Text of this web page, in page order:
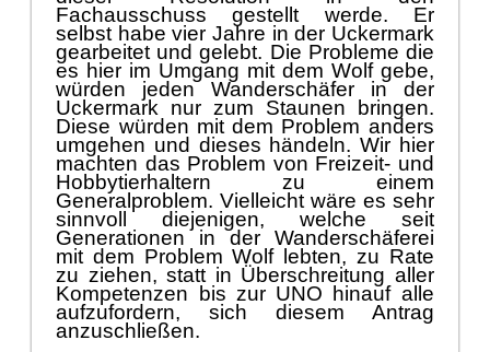
es hier im Umgang mit dem Wolf gebe,
würden jeden Wanderschä fer in der
Uckermark nur zum Staunen bringen.
Diese würden mit dem Problem anders
umgehen und dieses händeln. Wir hier
machten das Problem von Freizeit- und
Hobbytierhaltern zu einem
Generalproblem. Vielleicht wäre es sehr
sinnvolldiejenigen, welche seit
Generationen in der Wanderschäferei
mit dem Problem Wolf lebten, zu Rate
zu ziehen
statt in Überschreitung aller
Kompetenzen bis zur UNO hinauf alle
aufzufordern, sich diesem Antrag
anzuschließen.
KTA Stumpe bestä tigt, dass ihre
Gruppe hier noch eine fachliche